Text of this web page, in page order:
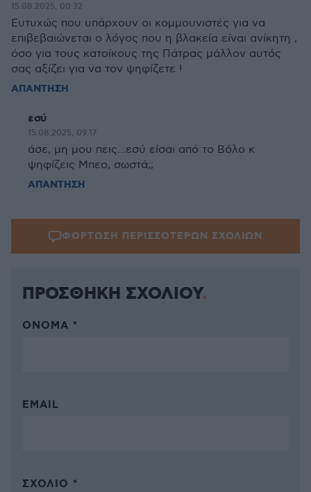
15.08.2025, 00:32
Ευτυχώς που υπάρχουν οι κομμουνιστές για να
επιβεβαιώνεται ο λόγος που η βλακεία είναι ανίκητη ,
όσο για τους κατοίκους της Πάτρας μάλλον αυτός
σας αξίζει για να τον ψηφίζετε !
ΑΠΑΝΤΗΣΗ
εσύ
15.08.2025, 09:17
άσε, μη μου πεις...εσύ είσαι από το Βόλο κ
ψηφίζεις Μπεο, σωστά;;
ΑΠΑΝΤΗΣΗ
ΦΟΡΤΩΣΗ ΠΕΡΙΣΣΟΤΕΡΩΝ ΣΧΟΛΙΩΝ
ΠΡΟΣΘΗΚΗ ΣΧΟΛΙΟΥ
ΌΝΟΜΑ *
EMAIL
ΣΧΌΛΙΟ *